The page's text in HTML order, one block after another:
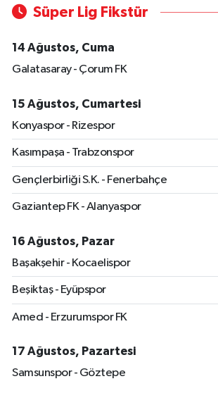
Süper Lig Fikstür
14 Ağustos, Cuma
Galatasaray - Çorum FK
15 Ağustos, Cumartesi
Konyaspor - Rizespor
Kasımpaşa - Trabzonspor
Gençlerbirliği S.K. - Fenerbahçe
Gaziantep FK - Alanyaspor
16 Ağustos, Pazar
Başakşehir - Kocaelispor
Beşiktaş - Eyüpspor
Amed - Erzurumspor FK
17 Ağustos, Pazartesi
Samsunspor - Göztepe